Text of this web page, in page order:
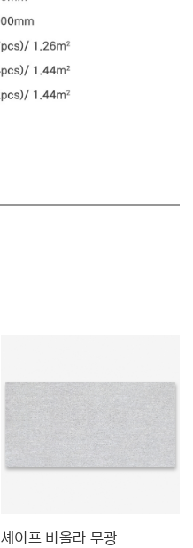
셰이프 비올라 무광